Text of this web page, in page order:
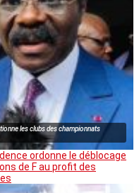
les clubs des championnats
ordonne le déblocage
de F au profit des